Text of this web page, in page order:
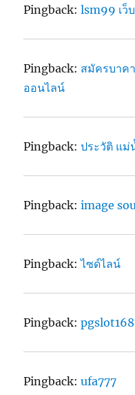
Pingback:lsm99 เว็
Pingback: สมัครบาค
ออนไลน์
Pingback:ประวัติ แม่
Pingback:image
Pingback:ไซด์ไลน์
Pingback:pgslot168
Pingback:ufa777